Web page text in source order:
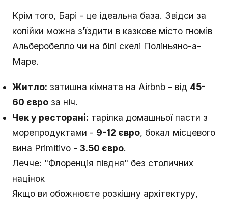
Крім того, Барі - це ідеальна база. Звідси за
копійки можна з'їздити в казкове місто гномів
Альберобелло чи на білі скелі Поліньяно-а-
Маре.
Житло: затишна кімната на Airbnb - від 45-
60 євро за ніч.
Чек у ресторані: тарілка домашньої пасти з
морепродуктами - 9-12 євро, бокал місцевого
вина Primitivo - 3.50 євро.
Лечче: "Флоренція півдня" без столичних
націнок
Якщо ви обожнюєте розкішну архітектуру,